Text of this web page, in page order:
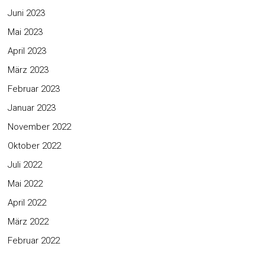
Juni 2023
Mai 2023
April 2023
März 2023
Februar 2023
Januar 2023
November 2022
Oktober 2022
Juli 2022
Mai 2022
April 2022
März 2022
Februar 2022